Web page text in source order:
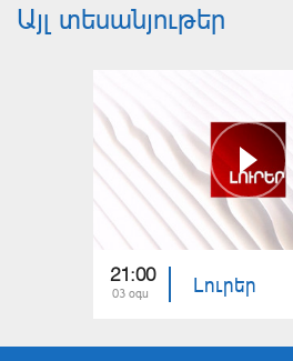
Այլ տեսանյութեր
21:00
03 օգս Լուրեր